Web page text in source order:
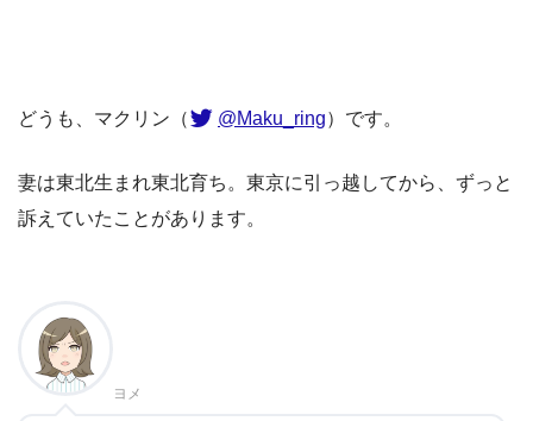
どうも、マクリン（ @Maku_ring）です。
妻は東北生まれ東北育ち。東京に引っ越してから、ずっと
訴えていたことがあります。
ヨメ